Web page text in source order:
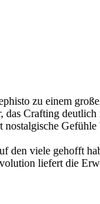
zu einem
Crafting
viele gehofft
liefert die